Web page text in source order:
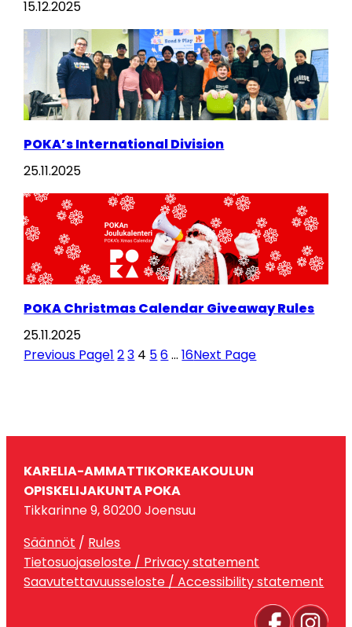
15.12.2025
POKA’s International Division
25.11.2025
POKA Christmas Calendar Giveaway Rules
25.11.2025
Previous Page1 23 4 56… 16Next Page
KARELIA-AMMATTIKORKEAKOULUN
OPISKELIJAKUNTA POKA
Tikkarinne 9, 80200 Joensuu
Säännöt / Rules
Tietosuojaseloste / Privacy statement
Saavutettavuusseloste / Accessibility statement